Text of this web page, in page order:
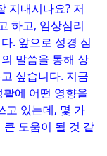
지내시나요? 저
하고, 임상심리
. 앞으로 성경 심
말씀을 통해 상
싶습니다. 지금
활에 어떤 영향을
고 있는데, 몇 가
도움이 될 것 같